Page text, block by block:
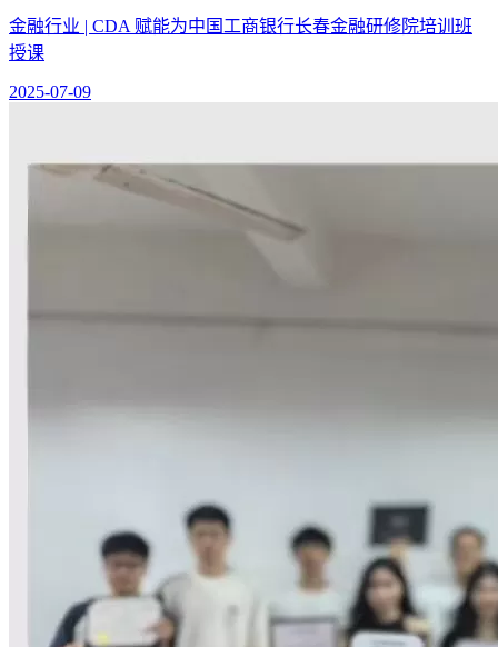
金融行业 | CDA 赋能为中国工商银行长春金融研修院培训班
授课
2025-07-09